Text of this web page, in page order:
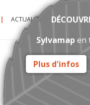
ACTUALITÉ CONTACT
Sylvamap en
Plus d'infos